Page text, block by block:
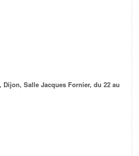
Dijon, Salle Jacques Fornier, du 22 au